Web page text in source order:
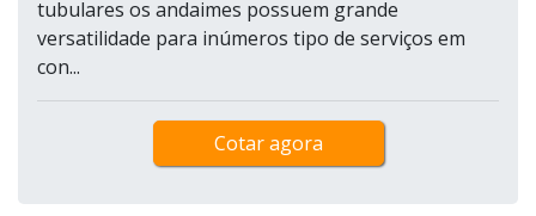
tubulares os andaimes possuem grande
versatilidade para inúmeros tipo de serviços em
con...
Cotar agora